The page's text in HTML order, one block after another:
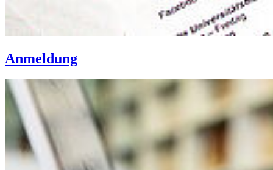
Anmeldung